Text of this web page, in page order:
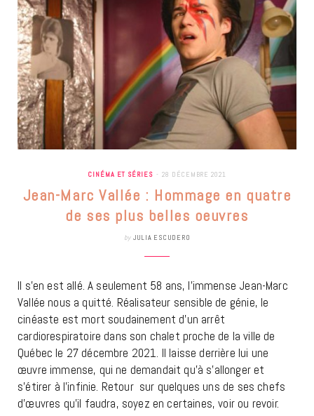
CINÉMA ET SÉRIES 28 DÉCEMBRE 2021
Jean-Marc Vallée : Hommage en quatre
de ses plus belles oeuvres
by JULIA ESCUDERO
Il s’en est allé. A seulement 58 ans, l’immense Jean-Marc
Vallée nous a quitté. Réalisateur sensible de génie, le
cinéaste est mort soudainement d’un arrêt
cardiorespiratoire dans son chalet proche de la ville de
Québec le 27 décembre 2021. Il laisse derrière lui une
œuvre immense, qui ne demandait qu’à s’allonger et
s’étirer à l’infinie. Retour sur quelques uns de ses chefs
d’œuvres qu’il faudra, soyez en certaines, voir ou revoir.